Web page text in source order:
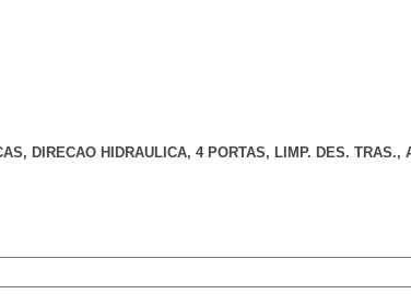
DIRECAO HIDRAULICA, 4 PORTAS, LIMP. DES. TRAS.,